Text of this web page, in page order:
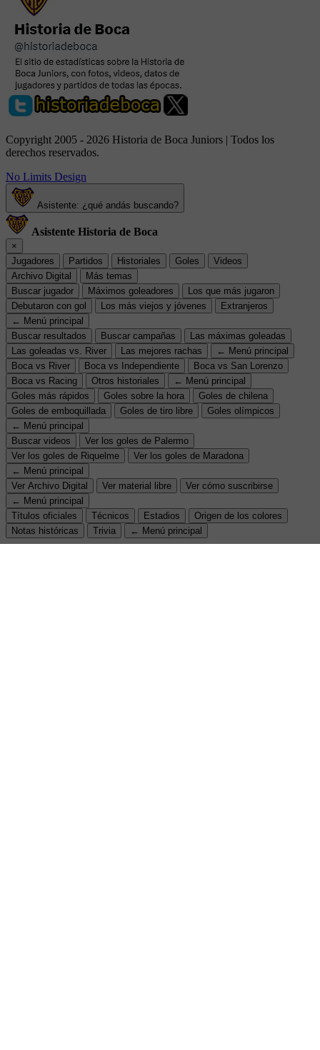
Copyright 2005 - 2026 Historia de Boca Juniors | Todos los
derechos reservados.
No Limits Design
Asistente: ¿qué andás buscando?
Asistente Historia de Boca
×
Jugadores
Partidos Historiales Goles
Videos
Archivo Digital
Más temas
Buscar jugador
Máximos goleadores
Los que más jugaron
Debutaron con gol
Los más viejos y jóvenes
Extranjeros
← Menú principal
Buscar resultados
Buscar campañas
Las máximas goleadas
Las goleadas vs. River
Las mejores rachas
← Menú principal
Boca vs River
Boca vs Independiente
Boca vs San Lorenzo
Boca vs Racing
Otros historiales
← Menú principal
Goles más rápidos
Goles sobre la hora
Goles de chilena
Goles de emboquillada
Goles de tiro libre
Goles olímpicos
← Menú principal
Buscar videos
Ver los goles de Palermo
Ver los goles de Riquelme
Ver los goles de Maradona
← Menú principal
Ver Archivo Digital
Ver material libre
Ver cómo suscribirse
← Menú principal
Títulos oficiales
Técnicos Estadios
Origen de los colores
Notas históricas
Trivia ← Menú principal